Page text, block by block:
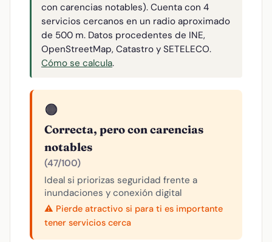
con carencias notables). Cuenta con 4
servicios cercanos en un radio aproximado
de 500 m. Datos procedentes de INE,
OpenStreetMap, Catastro y SETELECO.
Cómo se calcula.
🟠
Correcta, pero con carencias
notables
(47/100)
Ideal si priorizas seguridad frente a
inundaciones y conexión digital
⚠️ Pierde atractivo si para ti es importante
tener servicios cerca